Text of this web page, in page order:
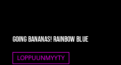
Going Bananas! Rainbow Blue
LOPPUUNMYYTY